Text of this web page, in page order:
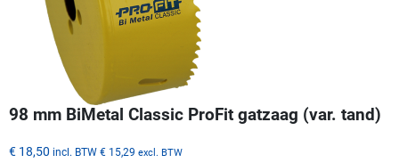
98 mm BiMetal Classic ProFit gatzaag (var. tand)
€ 18,50 incl. BTW € 15,29 excl. BTW